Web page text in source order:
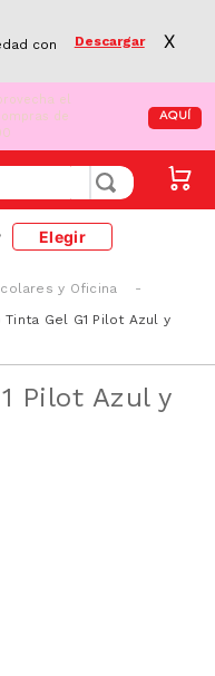
con
Descargar X
el
de
AQUÍ
Elegir
y Oficina
Tinta Gel G1 Pilot Azul y
Pilot Azul y